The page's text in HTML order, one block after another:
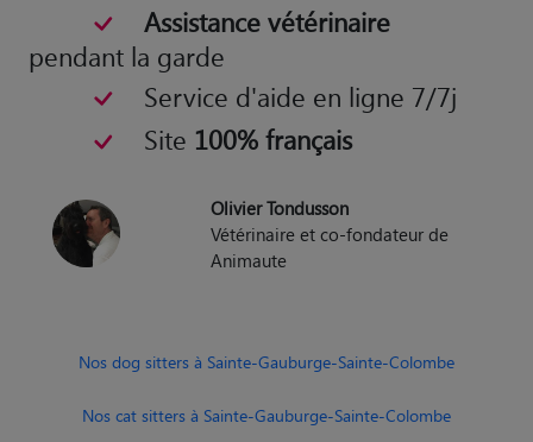
Assistance vétérinaire
pendant la garde
Service d'aide en ligne 7/7j
Site 100% français
Olivier Tondusson
Vétérinaire et co-fondateur de
Animaute
Nos dog sitters à Sainte-Gauburge-Sainte-Colombe
Nos cat sitters à Sainte-Gauburge-Sainte-Colombe